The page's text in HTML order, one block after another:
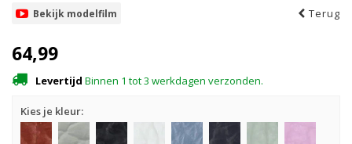
Bekijk modelfilm Terug
64,99
Levertijd Binnen 1 tot 3 werkdagen verzonden.
Kies je kleur: